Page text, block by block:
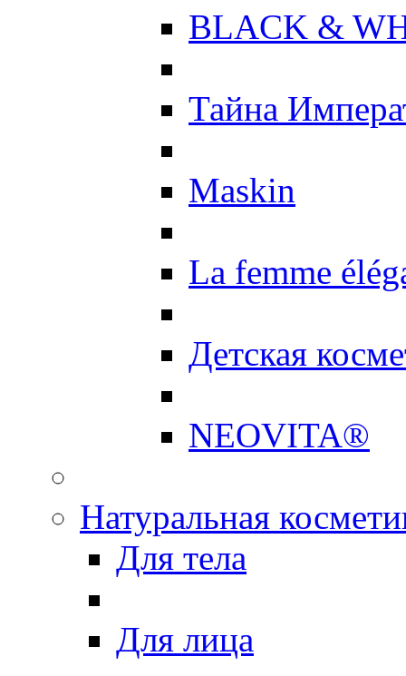
BLACK &
Тайна
Maskin
La femme
Детская
NEOVITA®
Натуральная
Для тела
Для лица